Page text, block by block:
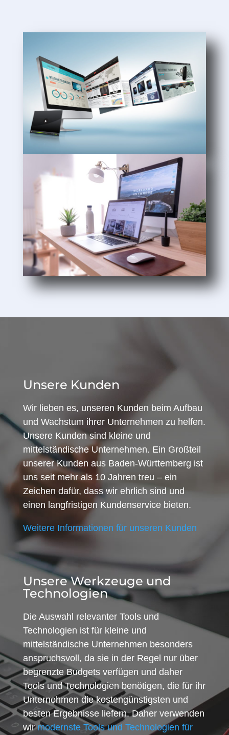
Unsere Kunden
Wir lieben es, unseren Kunden beim Aufbau
und Wachstum ihrer Unternehmen zu helfen.
Unsere Kunden sind kleine und
mittelständische Unternehmen. Ein Großteil
unserer Kunden aus Baden-Württemberg ist
uns seit mehr als 10 Jahren treu – ein
Zeichen dafür, dass wir ehrlich sind und
einen langfristigen Kundenservice bieten.
Weitere Informationen für unseren Kunden
Unsere Werkzeuge und
Technologien
Die Auswahl relevanter Tools und
Technologien ist für kleine und
mittelständische Unternehmen besonders
anspruchsvoll, da sie in der Regel nur über
begrenzte Budgets verfügen und daher
Tools und Technologien benötigen, die für ihr
Unternehmen die kostengünstigsten und
besten Ergebnisse liefern. Daher verwenden
wirmodernste Tools und Technologien für